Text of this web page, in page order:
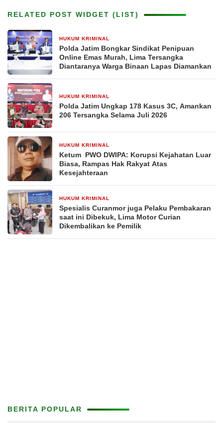
RELATED POST WIDGET (LIST)
HUKUM KRIMINAL
Polda Jatim Bongkar Sindikat Penipuan
Online Emas Murah, Lima Tersangka
Diantaranya Warga Binaan Lapas Diamankan
HUKUM KRIMINAL
Polda Jatim Ungkap 178 Kasus 3C, Amankan
206 Tersangka Selama Juli 2026
HUKUM KRIMINAL
Ketum PWO DWIPA: Korupsi Kejahatan Luar
Biasa, Rampas Hak Rakyat Atas
Kesejahteraan
HUKUM KRIMINAL
Spesialis Curanmor juga Pelaku Pembakaran
saat ini Dibekuk, Lima Motor Curian
Dikembalikan ke Pemilik
BERITA POPULAR